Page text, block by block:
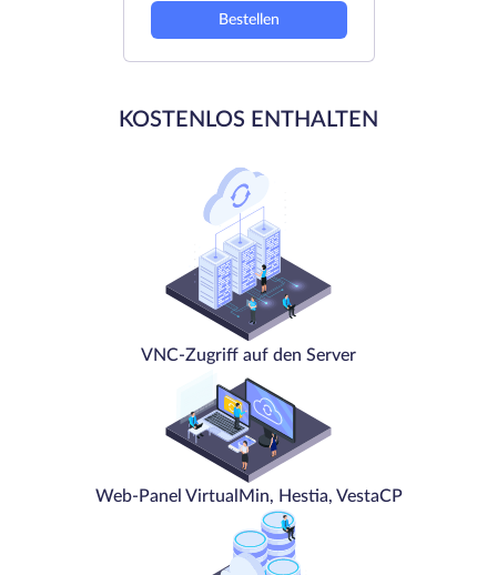
Bestellen
KOSTENLOS ENTHALTEN
VNC-Zugriff auf den Server
Web-Panel VirtualMin, Hestia, VestaCP